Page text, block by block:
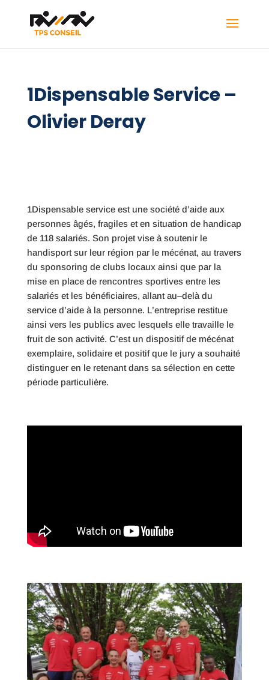
1Dispensable Service –
Olivier Deray
1Dispensable service est une société d’aide aux
personnes âgés, fragiles et en situation de handicap
de 118 salariés. Son projet vise à soutenir le
handisport sur leur région par le mécénat, au travers
du sponsoring de clubs locaux ainsi que par la
mise en place de rencontres sportives entre les
salariés et les bénéficiaires, allant au–delà du
service d’aide à la personne. L’entreprise restitue
ainsi vers les publics avec lesquels elle travaille le
fruit de son activité. C’est un dispositif de mécénat
exemplaire, solidaire et positif que le jury a souhaité
distinguer en le retenant dans sa sélection en cette
période particulière.